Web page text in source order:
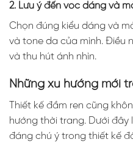
2. Lưu ý đến vóc dáng và
Chọn đúng kiểu dáng và
và tone da của mình. Điều
và thu hút ánh nhìn.
Những xu hướng mới
Thiết kế đầm ren cũng
hướng thời trang. Dưới đây
đáng chú ý trong thiết kế